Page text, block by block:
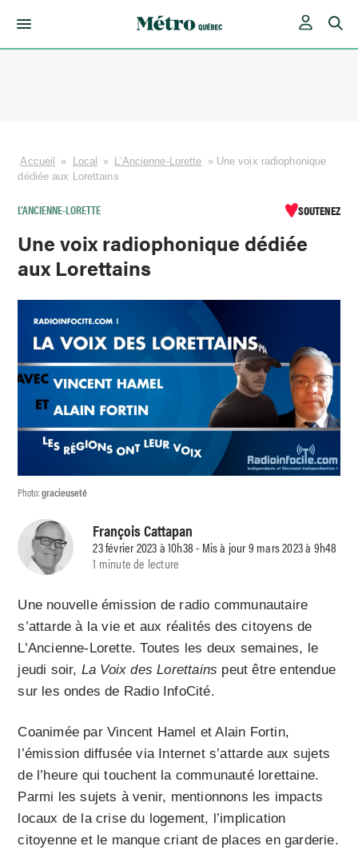
Accueil » Local » L’Ancienne-Lorette » Une voix radiophonique
dédiée aux Lorettains
L’ANCIENNE-LORETTE SOUTENEZ
Une voix radiophonique dédiée
aux Lorettains
Photo:gracieuseté
François Cattapan
23 février 2023 à 10h38 - Mis à jour 9 mars 2023 à 9h48
1 minute de lecture
Une nouvelle émission de radio communautaire
s’attarde à la vie et aux réalités des citoyens de
L’Ancienne-Lorette. Toutes les deux semaines, le
jeudi soir, La Voix des Lorettains peut être entendue
sur les ondes de Radio InfoCité.
Coanimée par Vincent Hamel et Alain Fortin,
l’émission diffusée via Internet s’attarde aux sujets
de l’heure qui touchent la communauté lorettaine.
Parmi les sujets à venir, mentionnons les impacts
locaux de la crise du logement, l’implication
citoyenne et le manque criant de places en garderie.